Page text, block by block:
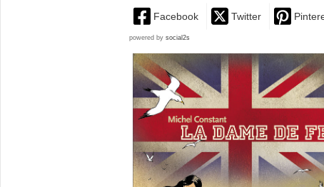
Facebook Twitter
powered by social2s